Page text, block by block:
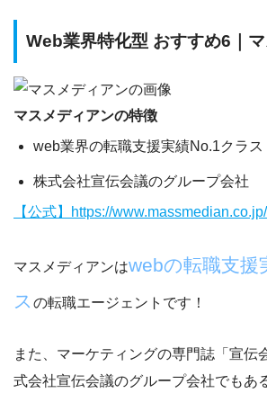
Web業界特化型 おすすめ6｜
マスメディアンの特徴
web業界の転職支援実績No.1クラス
株式会社宣伝会議のグループ会社
【公式】https://www.massmedian.co.jp/
マスメディアンはwebの転職支援
ス の転職エージェントです！
また、マーケティングの専門誌「宣伝
式会社宣伝会議のグループ会社でもあ